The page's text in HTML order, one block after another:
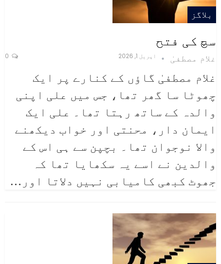
بلاگز
سچ کی فتح
غلام مصطفیٰ اپریل 1, 2026
غلام مصطفیٰ گاؤں کے کنارے پر ایک
چھوٹا سا گھر تھا، جس میں علی اپنی
والدہ کے ساتھ رہتا تھا۔ علی ایک
ایمان دار، محنتی اور خواب دیکھنے
والا نوجوان تھا۔ بچپن سے ہی اس کے
والدین نے اسے یہ سکھایا تھا کہ
جھوٹ کبھی کامیابی نہیں دلاتا اور …